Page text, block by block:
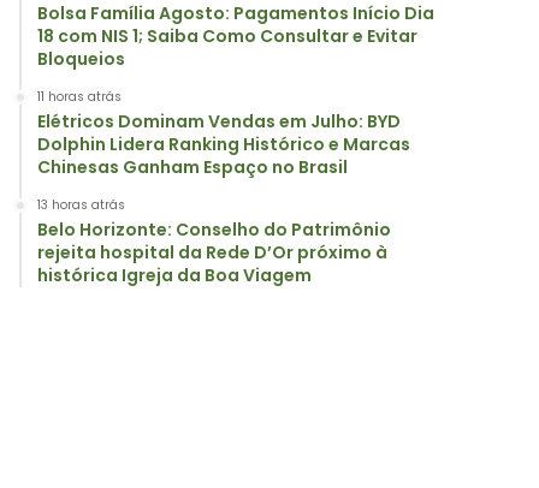
Bolsa Família Agosto: Pagamentos Início Dia
18 com NIS 1; Saiba Como Consultar e Evitar
Bloqueios
11 horas atrás
Elétricos Dominam Vendas em Julho: BYD
Dolphin Lidera Ranking Histórico e Marcas
Chinesas Ganham Espaço no Brasil
13 horas atrás
Belo Horizonte: Conselho do Patrimônio
rejeita hospital da Rede D’Or próximo à
histórica Igreja da Boa Viagem